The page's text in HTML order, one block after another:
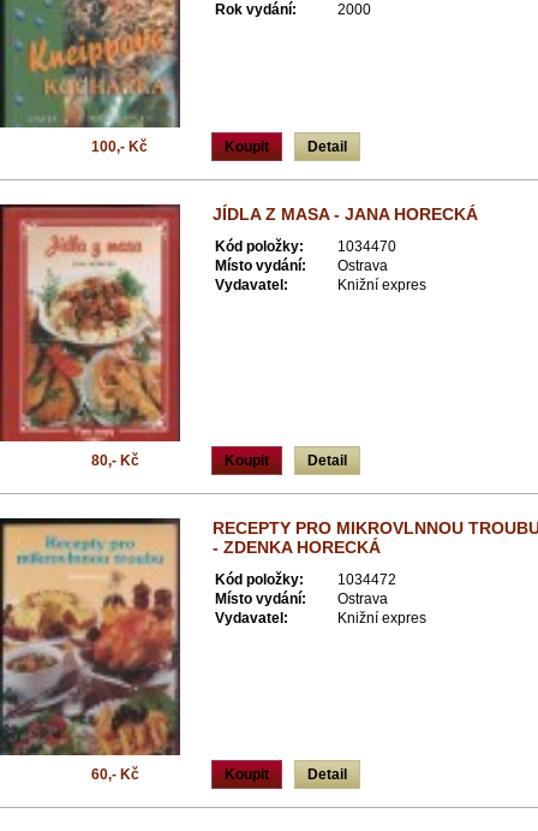
Rok vydání:
2000
Koupit Detail
100,- Kč
JÍDLA Z MASA - JANA HORECKÁ
Kód položky:
1034470
Místo vydání:
Ostrava
Vydavatel:
Knižní expres
Koupit Detail
80,- Kč
RECEPTY PRO MIKROVLNNOU
- ZDENKA HORECKÁ
Kód položky:
1034472
Místo vydání:
Ostrava
Vydavatel:
Knižní expres
Koupit Detail
60,- Kč